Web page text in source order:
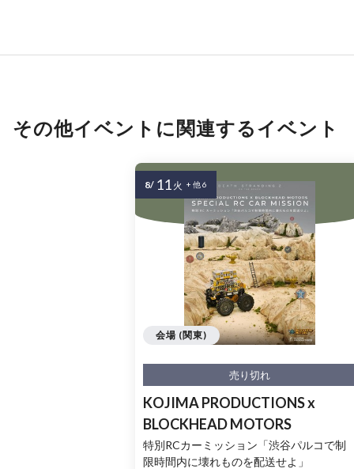
その他イベントに関連するイベント
売り切れ
KOJIMA PRODUCTIONS x
BLOCKHEAD MOTORS
特別RCカーミッション「渋谷パルコで制
限時間内に壊れものを配送せよ」
会場 (関東)
8/ 11 火 + 他 6